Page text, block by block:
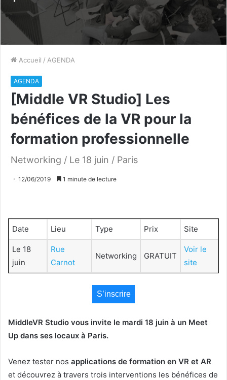
Accueil / AGENDA
AGENDA
[Middle VR Studio] Les
bénéfices de la VR pour la
formation professionnelle
Networking / Le 18 juin / Paris
12/06/2019 1 minute de lecture
Date Lieu Type Prix Site
Le 18
juin
Rue
Carnot
Networking GRATUIT
Voir le
site
S’inscrire
MiddleVR Studio vous invite le mardi 18 juin à un Meet
Up dans ses locaux à Paris.
Venez tester nos applications de formation en VR et AR
et découvrez à travers trois interventions les bénéfices de